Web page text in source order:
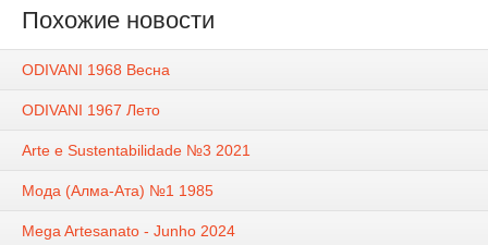
Похожие новости
ODIVANI 1968 Весна
ODIVANI 1967 Лето
Arte e Sustentabilidade №3 2021
Мода (Алма-Ата) №1 1985
Mega Artesanato - Junho 2024